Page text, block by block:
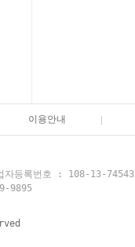
이용안내
등록번호 : 108-13-74543
9895